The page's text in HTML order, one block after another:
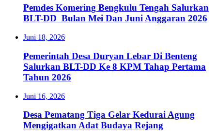
Pemdes Komering Bengkulu Tengah Salurkan
BLT-DD Bulan Mei Dan Juni Anggaran 2026
Juni 18, 2026
Pemerintah Desa Duryan Lebar Di Benteng
Salurkan BLT-DD Ke 8 KPM Tahap Pertama
Tahun 2026
Juni 16, 2026
Desa Pematang Tiga Gelar Kedurai Agung
Mengigatkan Adat Budaya Rejang